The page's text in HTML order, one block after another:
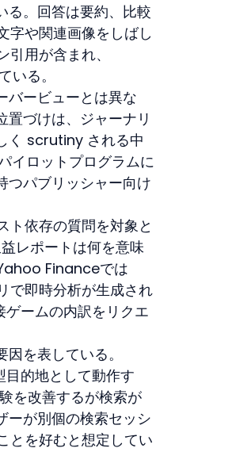
る。回答は要約、比較
字や関連画像をしばし
用が含まれ、
る。
バービューとは異な
づけは、ジャーナリ
く scrutiny される中
ロットプログラムに
つパブリッシャー向け
ト依存の質問を対象と
レポートは何を意味
Financeでは
で即時分析が生成され
ームの内訳をリクエ
を表している。
的地として動作す
を改善するが検索が
ーが別個の検索セッシ
とを好むと想定してい